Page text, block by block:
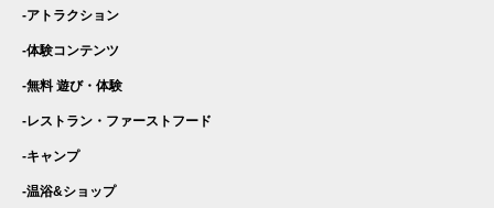
アトラクション
体験コンテンツ
無料 遊び・ 体験
レストラン・ ファーストフード
キャンプ
温浴&ショップ